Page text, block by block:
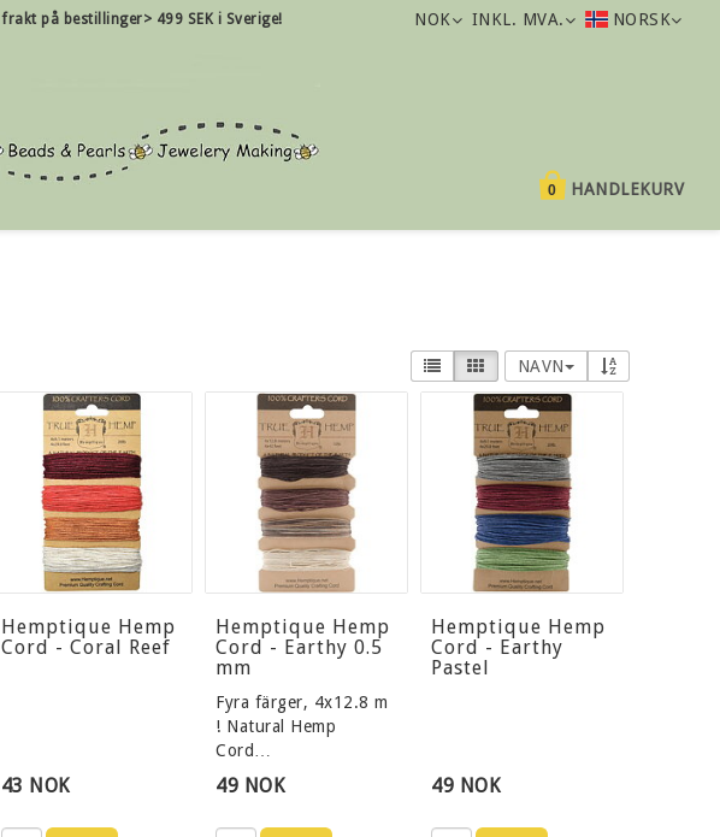
på bestillinger> 499 SEK i Sverige! NOK INKL. MVA. NORSK
HANDLEKURV
0
NAVN
Hemptique Hemp
Cord - Coral Reef
43 NOK
Hemptique Hemp
Cord - Earthy 0.5
mm
Fyra färger, 4x12.8 m
! Natural Hemp
Cord…
49 NOK
Hemptique Hemp
Cord - Earthy
Pastel
49 NOK